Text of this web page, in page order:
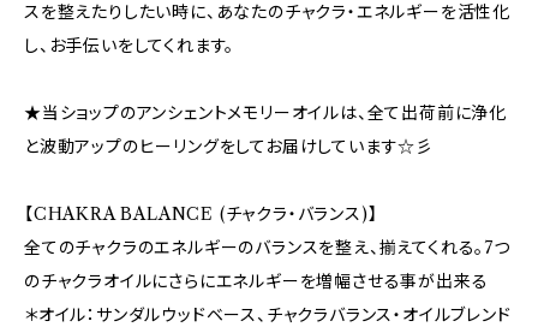
スを整えたりしたい時に、あなたのチャクラ・エネルギーを活性化
し、お手伝いをしてくれます。
★当ショップのアンシェントメモリーオイルは、全て出荷前に浄化
と波動アップのヒーリングをしてお届けしています☆彡
【CHAKRA BALANCE (チャクラ・バランス)】
全てのチャクラのエネルギーのバランスを整え、揃えてくれる。7つ
のチャクラオイルにさらにエネルギーを増幅させる事が出来る
＊オイル：サンダルウッドベース、チャクラバランス・オイルブレンド